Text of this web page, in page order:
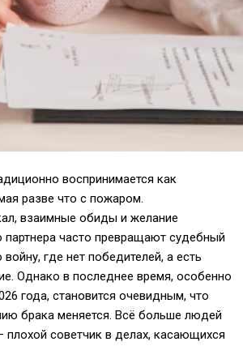
воспринимается как
разве что с пожаром.
взаимные обиды и желание
партнера часто превращают судебный
где нет победителей, а есть
Однако в последнее время, особенно
года, становится очевидным, что
брака меняется. Всё больше людей
советчик в делах, касающихся